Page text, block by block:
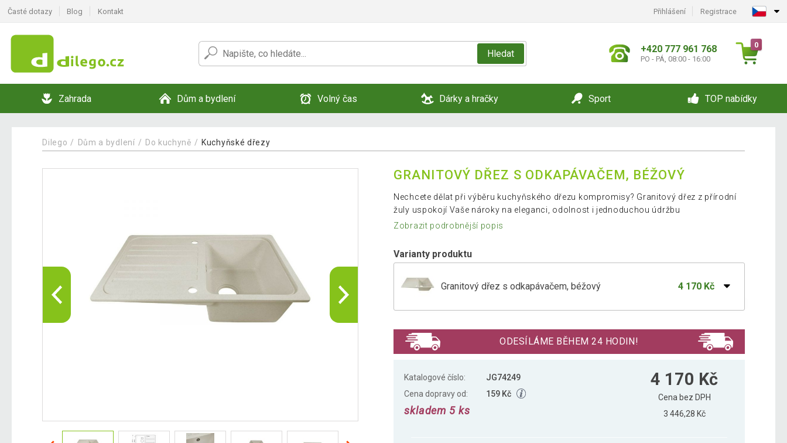
Časté dotazy Blog Kontakt Přihlášení Registrace
Hledat +420 777 961 768
PO - PÁ, 08:00 - 16:00
0
Zahrada Dům a bydlení Volný čas Dárky a hračky Sport TOP nabídky
Dilego Dům a bydlení Do kuchyně Kuchyňské dřezy
GRANITOVÝ DŘEZ S ODKAPÁVAČEM, BÉŽOVÝ
Nechcete dělat při výběru kuchyňského dřezu kompromisy? Granitový dřez z přírodní
žuly uspokojí Vaše nároky na eleganci, odolnost i jednoduchou údržbu
Zobrazit podrobnější popis
Varianty produktu
Granitový dřez s odkapávačem, béžový 4 170 Kč
Granitový dřez s odkapávačem, černý, 76 x 46 cm 4 486 Kč
3 926 Kč
ODESÍLÁME BĚHEM 24 HODIN!
Katalogové číslo:
JG74249
Cena dopravy od:
159 Kč
skladem 5 ks
4 170 Kč
Cena bez DPH
3 446,28 Kč